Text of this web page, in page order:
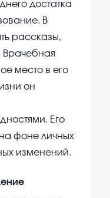
достатка
В
рассказы,
Врачебная
место в его
он
Его
фоне личных
изменений.